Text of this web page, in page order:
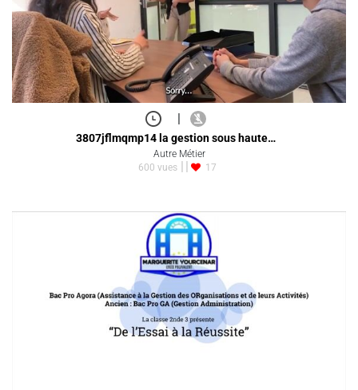
|
3807jflmqmp14 la gestion sous haute…
Autre Métier
600 vues
17